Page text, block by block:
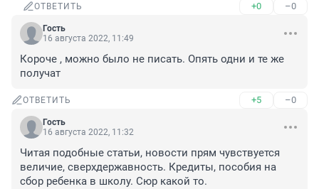
ОТВЕТИТЬ +0 –0
Гость
16 августа 2022, 11:49
Короче , можно было не писать. Опять одни и те же
получат
ОТВЕТИТЬ +5 –0
Гость
16 августа 2022, 11:32
Читая подобные статьи, новости прям чувствуется
величие, сверхдержавность. Кредиты, пособия на
сбор ребенка в школу. Сюр какой то.